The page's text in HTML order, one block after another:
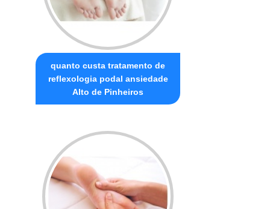
quanto custa tratamento de
reflexologia podal ansiedade
Alto de Pinheiros